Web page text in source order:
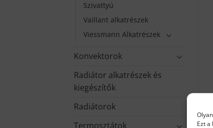
Ezt
Szivattyú
Vaillant alkatrészek
Viessmann Alkatrészek
Konvektorok
Radiátor alkatrészek és
kiegészítők
Radiátorok
Termosztátok